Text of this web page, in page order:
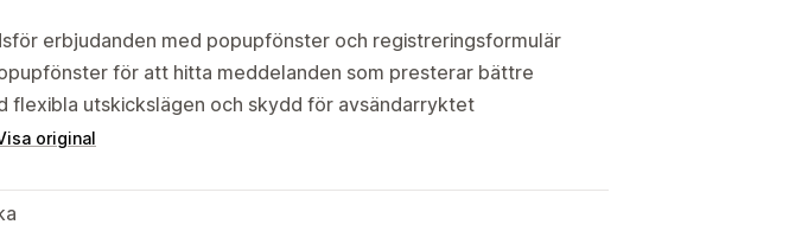
erbjudanden med popupfönster och registreringsformulär
för att hitta meddelanden som presterar bättre
flexibla utskickslägen och skydd för avsändarryktet
original